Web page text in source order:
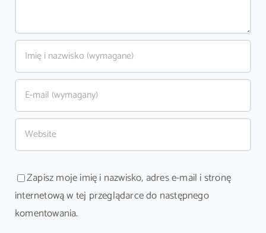
Zapisz moje imię i nazwisko, adres e-mail i stronę
internetową w tej przeglądarce do następnego
komentowania.